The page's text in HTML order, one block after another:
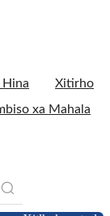
Hina
Xitirho
xa Mahala